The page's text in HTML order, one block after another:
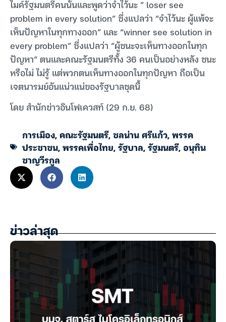
ไมค์รัฐมนตรีคนนั้นและพูดว่าจำไว้นะ ” loser see
problem in every solution” ซึ่งแปลว่า “จำไว้นะ ผู้แพ้จะ
เห็นปัญหาในทุกทางออก” และ “winner see solution in
every problem” ซึ่งแปลว่า “ผู้ชนะจะเห็นทางออกในทุก
ปัญหา” ตนและคณะรัฐมนตรีทั้ง 36 คนเป็นอย่างหลัง ชนะ
หรือไม่ ไม่รู้ แต่พวกตนเห็นทางออกในทุกปัญหา ถือเป็น
เจตนารมย์อันแน่วแน่ของรัฐบาลชุดนี้
โดย สำนักข่าวอินโฟเควสท์ (29 ก.ย. 68)
การเมือง,คณะรัฐมนตรี,ชลน่าน ศรีแก้ว,พรรค
ประชาชน,พรรคเพื่อไทย,รัฐบาล,รัฐมนตรี,อนุทิน
ชาญวีรกูล
ข่าวล่าสุด